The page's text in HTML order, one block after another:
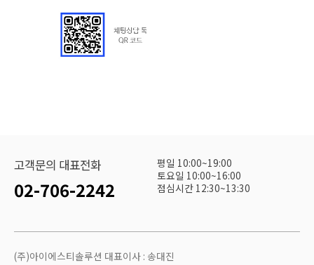
고객문의 대표전화
02-706-2242
평일 10:00~19:00
토요일 10:00~16:00
점심시간 12:30~13:30
(주)아이에스티솔루션 대표이사 : 송대진